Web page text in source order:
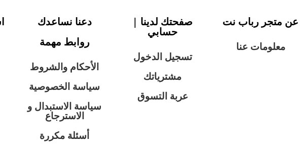
عن متجر رباب نت
معلومات عنا
صفحتك لدينا |
حسابي
تسجيل الدخول
مشترياتك
عربة التسوق
دعنا نساعدك
روابط مهمة
الأحكام والشروط
سياسة الخصوصية
سياسة الاستبدال و
الاسترجاع
أسئلة مكررة